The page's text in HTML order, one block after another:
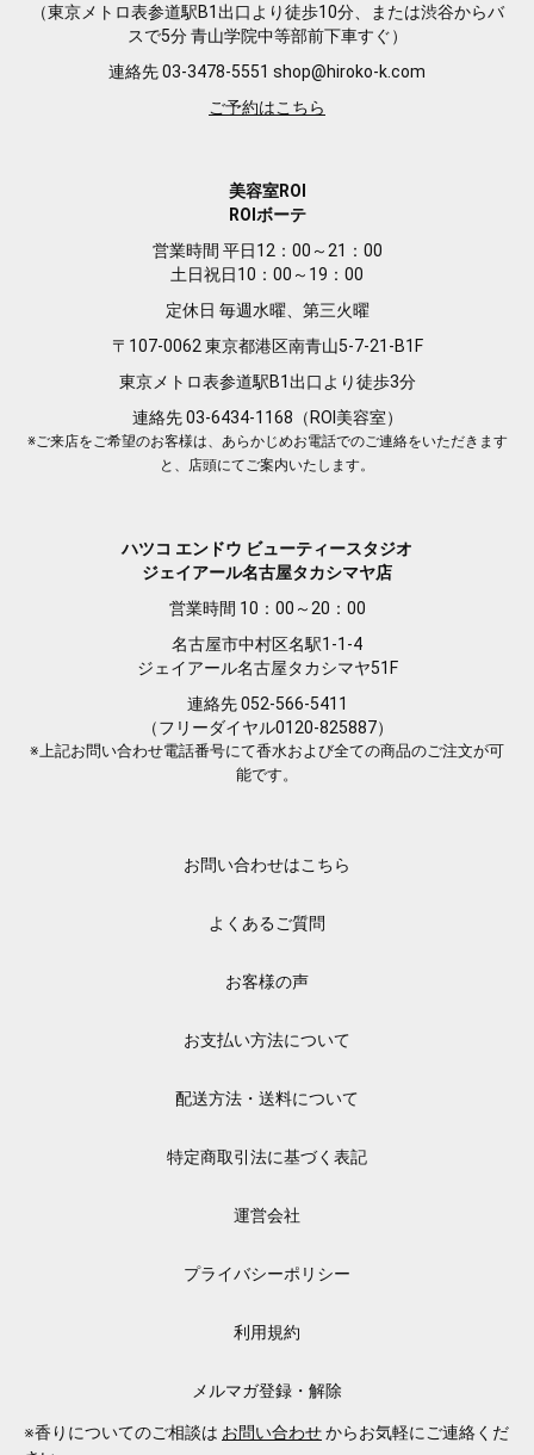
（東京メトロ表参道駅B1出口より徒歩10分、または渋谷からバ
スで5分 青山学院中等部前下車すぐ）
連絡先 03-3478-5551 shop@hiroko-k.com
ご予約はこちら
美容室ROI
ROIボーテ
営業時間 平日12：00～21：00
土日祝日10：00～19：00
定休日 毎週水曜、第三火曜
〒107-0062 東京都港区南青山5-7-21-B1F
東京メトロ表参道駅B1出口より徒歩3分
連絡先 03-6434-1168（ROI美容室）
※ご来店をご希望のお客様は、あらかじめお電話でのご連絡をいただきます
と、店頭にてご案内いたします。
ハツコ エンドウ ビューティースタジオ
ジェイアール名古屋タカシマヤ店
営業時間 10：00～20：00
名古屋市中村区名駅1-1-4
ジェイアール名古屋タカシマヤ51F
連絡先 052-566-5411
（フリーダイヤル0120-825887）
※上記お問い合わせ電話番号にて香水および全ての商品のご注文が可
能です。
お問い合わせはこちら
よくあるご質問
お客様の声
お支払い方法について
配送方法・送料について
特定商取引法に基づく表記
運営会社
プライバシーポリシー
利用規約
メルマガ登録・解除
※香りについてのご相談は お問い合わせからお気軽にご連絡くだ